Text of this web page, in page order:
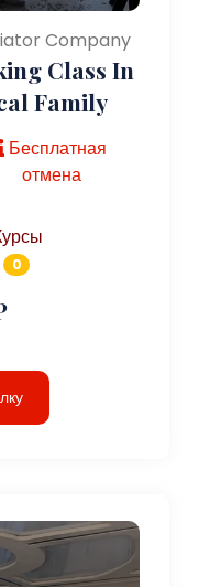
Company
Class In
Family
Бесплатная
отмена
0